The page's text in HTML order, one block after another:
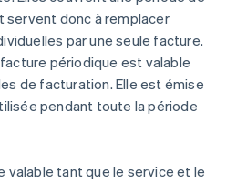
donc à remplacer
par une seule facture.
périodique est valable
de facturation. Elle est émise
pendant toute la période
tant que le service et le